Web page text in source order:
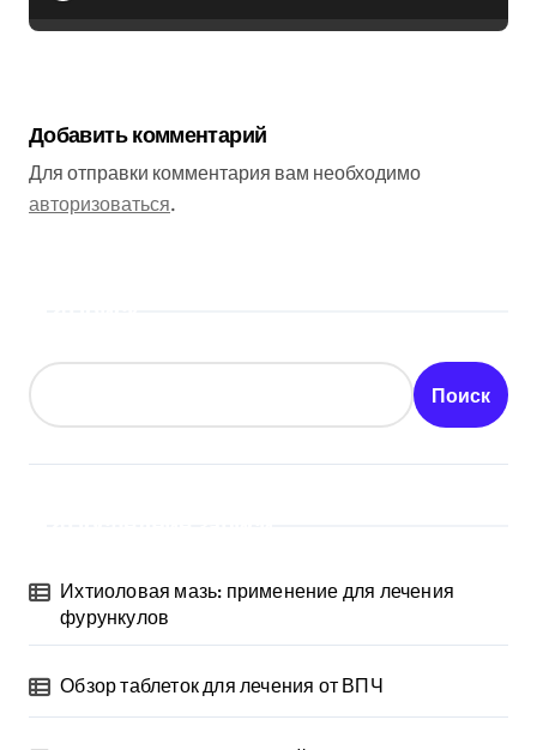
Добавить комментарий
Для отправки комментария вам необходимо
авторизоваться.
Поиск
Ихтиоловая мазь: применение для лечения
фурункулов
Обзор таблеток для лечения от ВПЧ